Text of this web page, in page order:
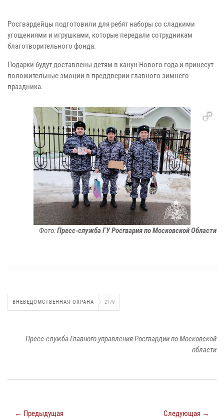
Росгвардейцы подготовили для ребят наборы со сладкими
угощениями и игрушками, которые передали сотрудникам
благотворительного фонда.
Подарки будут доставлены детям в канун Нового года и принесут
положительные эмоции в преддверии главного зимнего
праздника.
Фото:Пресс-служба ГУ Росгвария по Московской Области
ВНЕВЕДОМСТВЕННАЯ ОХРАНА 2179
Пресс-служба Главного управления Росгвардии по Московской
области
← Предыдущая Следующая →